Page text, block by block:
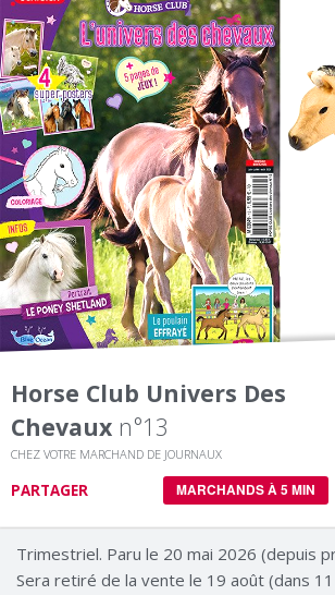
Horse Club Univers Des
Chevaux n°13
CHEZ VOTRE MARCHAND DE JOURNAUX
PARTAGER MARCHANDS À 5 MIN
Trimestriel. Paru le 20 mai 2026 (depuis
Sera retiré de la vente le 19 août (dans